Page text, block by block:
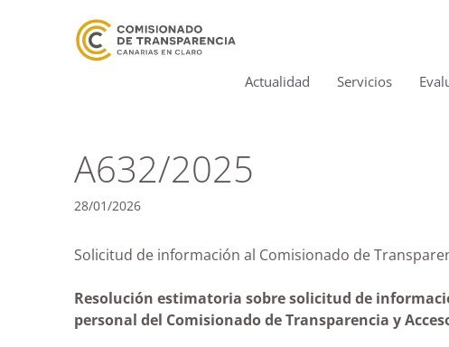
Actualidad Servicios
A632/2025
28/01/2026
Solicitud de información al Comisionado de
Resolución estimatoria sobre solicitud de
personal del Comisionado de Transparencia y